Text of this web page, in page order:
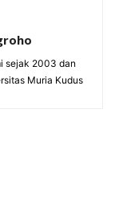
sejak 2003 dan
Muria Kudus